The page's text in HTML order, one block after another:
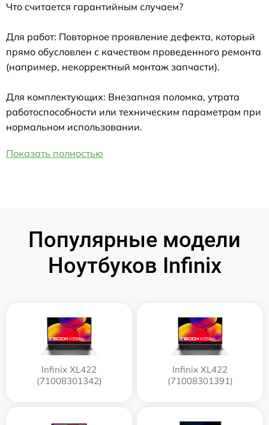
Что считается гарантийным случаем?
Для работ: Повторное проявление дефекта, который
прямо обусловлен с качеством проведенного ремонта
(например, некорректный монтаж запчасти).
Для комплектующих: Внезапная поломка, утрата
работоспособности или техническим параметрам при
нормальном использовании.
Показать полностью
Популярные модели
Ноутбуков Infinix
Infinix XL422
(71008301342)
Infinix XL422
(71008301391)